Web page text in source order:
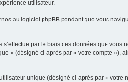
utilisateur.
au logiciel phpBB pendant que vous
par le biais des données que
» (désigné ci-après par « votre compte
unique (désigné ci-après par «